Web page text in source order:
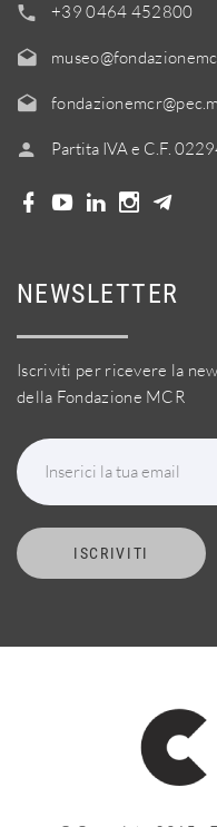
+39 0464 452800
Partita IVA e C.F.
NEWSLETTER
Iscriviti per ricevere la
della Fondazione MCR
Inserici la tua email
ISCRIVITI